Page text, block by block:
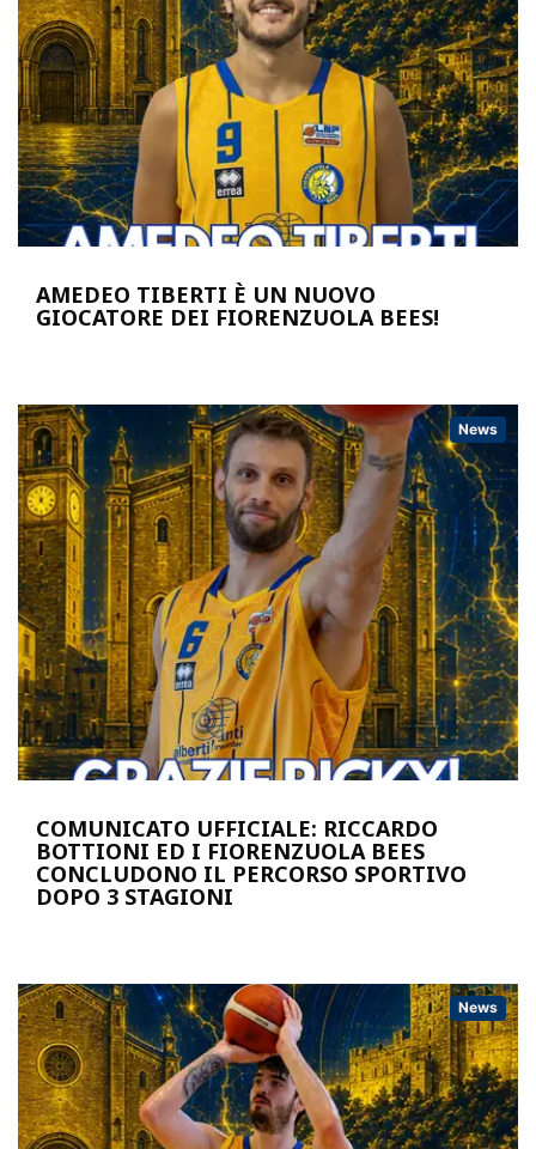
AMEDEO TIBERTI È UN NUOVO
GIOCATORE DEI FIORENZUOLA BEES!
News
COMUNICATO UFFICIALE: RICCARDO
BOTTIONI ED I FIORENZUOLA BEES
CONCLUDONO IL PERCORSO SPORTIVO
DOPO 3 STAGIONI
News